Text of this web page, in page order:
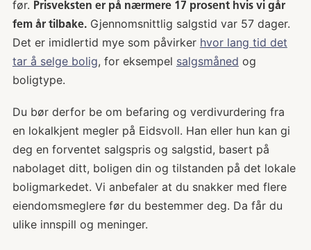
før. Prisveksten er på nærmere 17 prosent hvis vi går
fem år tilbake.Gjennomsnittlig salgstid var 57 dager.
Det er imidlertid mye som påvirker hvor lang tid det
tar å selge bolig, for eksempel salgsmåned og
boligtype.
Du bør derfor be om befaring og verdivurdering fra
en lokalkjent megler på Eidsvoll. Han eller hun kan gi
deg en forventet salgspris og salgstid, basert på
nabolaget ditt, boligen din og tilstanden på det lokale
boligmarkedet. Vi anbefaler at du snakker med flere
eiendomsmeglere før du bestemmer deg. Da får du
ulike innspill og meninger.